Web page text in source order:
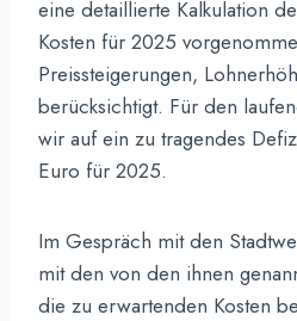
eine detaillierte Kalkulation
Kosten für 2025
Preissteigerungen,
berücksichtigt. Für den
wir auf ein zu tragendes
Euro für 2025.
Im Gespräch mit den
mit den von den ihnen
die zu erwartenden Kosten